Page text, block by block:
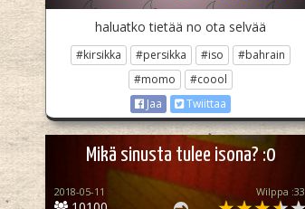
haluatko tietää no ota selvää
#kirsikka #persikka #iso
#bahrain
#momo
#coool
Jaa
Twiittaa
Mikä sinusta tulee isona? :0
2018-05-11 Wilppa :33